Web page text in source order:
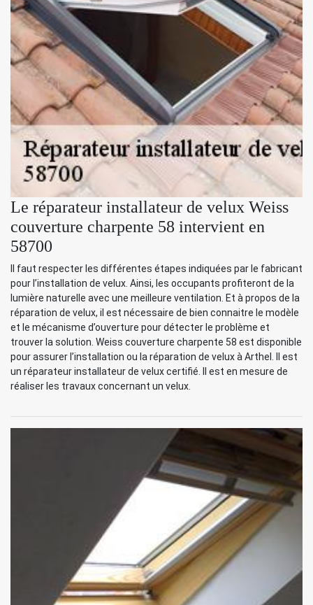
Le réparateur installateur de velux Weiss
couverture charpente 58 intervient en
58700
Il faut respecter les différentes étapes indiquées par le fabricant
pour l’installation de velux. Ainsi, les occupants profiteront de la
lumière naturelle avec une meilleure ventilation. Et à propos de la
réparation de velux, il est nécessaire de bien connaitre le modèle
et le mécanisme d’ouverture pour détecter le problème et
trouver la solution. Weiss couverture charpente 58 est disponible
pour assurer l’installation ou la réparation de velux à Arthel. Il est
un réparateur installateur de velux certifié. Il est en mesure de
réaliser les travaux concernant un velux.